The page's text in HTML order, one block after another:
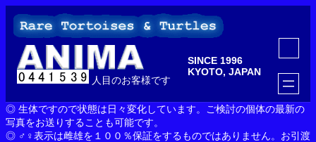
を
人目のお客様です
SINCE 1996
KYOTO, JAPAN
ア
コ
ン
リ
ン
ク
◎ 生体ですので状態は日々変化しています。ご検討の個体の最新の
写真をお送りすることも可能です。
◎ ♂♀表示は雌雄を１００％保証をするものではありません。お引渡